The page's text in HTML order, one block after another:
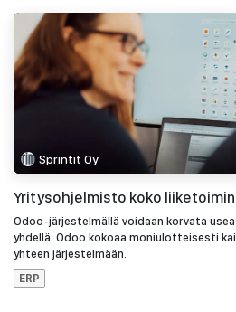
Sprintit Oy
Yritysohjelmisto koko
Odoo-järjestelmällä voidaan korvata
yhdellä. Odoo kokoaa moniulotteisesti
yhteen järjestelmään.
ERP